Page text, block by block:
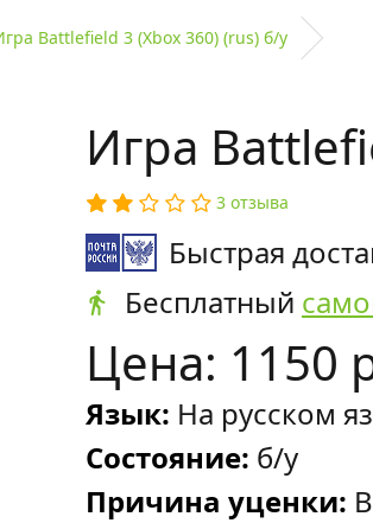
Battlefield 3 (Xbox 360) (rus) б/у
Игра
3 отзыва
Быстрая
Бесплатный
Цена: 1150
Язык: На русском
Состояние: б/у
Причина уценки: